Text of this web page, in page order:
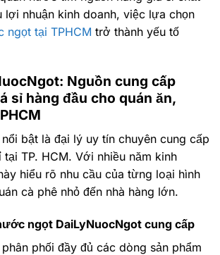
nhuận kinh doanh, việc lựa chọn
ngọt tại TPHCM trở thành yếu tố
Nguồn cung cấp
sỉ hàng đầu cho quán ăn,
bật là đại lý uy tín chuyên cung cấp
TP. HCM. Với nhiều năm kinh
hiểu rõ nhu cầu của từng loại hình
cà phê nhỏ đến nhà hàng lớn.
ngọt DaiLyNuocNgot cung cấp
phối đầy đủ các dòng sản phẩm